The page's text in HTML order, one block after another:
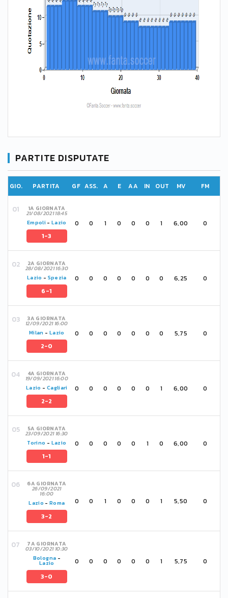
PARTITE DISPUTATE
GIO. PARTITA GF ASS. A E AA IN OUT MV FM
1A GIORNATA
21/08/2021 18:45
Empoli -Lazio
1-3
0 0 1 0 0 0 1 6,00 0
2A GIORNATA
28/08/2021 16:30
Lazio - Spezia
6-1
0 0 0 0 0 0 0 6,25 0
3A GIORNATA
12/09/2021 16:00
Milan - Lazio
2-0
0 0 0 0 0 0 0 5,75 0
4A GIORNATA
19/09/2021 16:00
Lazio - Cagliari
2-2
0 0 0 0 0 0 1 6,00 0
5A GIORNATA
23/09/2021 16:30
Torino - Lazio
1-1
0 0 0 0 0 1 0 6,00 0
6A GIORNATA
26/09/2021
16:00
Lazio -Roma
3-2
0 0 1 0 0 0 1 5,50 0
7A GIORNATA
03/10/2021 10:30
Bologna -
Lazio
3-0
0 0 0 0 0 0 1 5,75 0